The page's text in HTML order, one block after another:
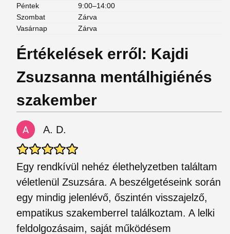
Péntek
9:00–14:00
Szombat
Zárva
Vasárnap
Zárva
Értékelések erről: Kajdi
Zsuzsanna mentálhigiénés
szakember
A. D.
Egy rendkívül nehéz élethelyzetben találtam
véletlenül Zsuzsára. A beszélgetéseink során
egy mindig jelenlévő, őszintén visszajelző,
empatikus szakemberrel találkoztam. A lelki
feldolgozásaim, saját működésem